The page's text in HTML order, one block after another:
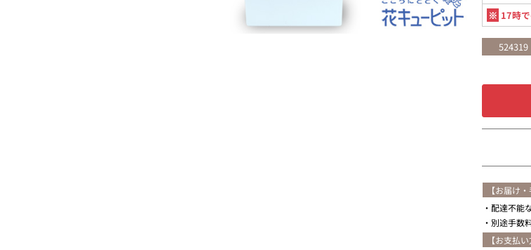
※ 17時
524319
【お届け・
配達不能
別途手数
【お支払い